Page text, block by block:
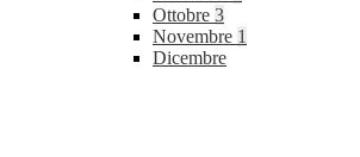
Ottobre 3
Novembre 1
Dicembre